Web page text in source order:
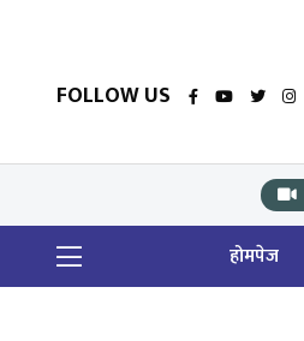
FOLLOW US
होमपेज